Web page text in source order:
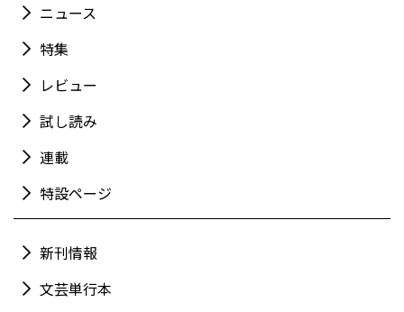
ニュース
特集
レビュー
試し読み
連載
特設ページ
新刊情報
文芸単行本